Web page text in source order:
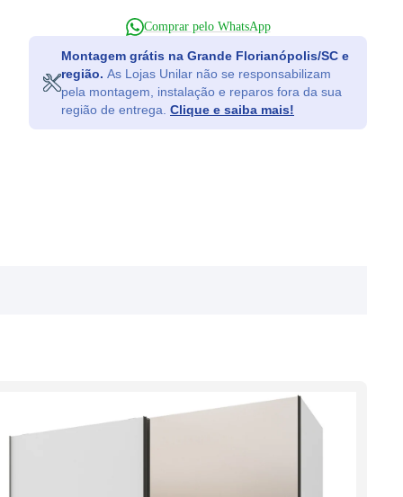
Comprar pelo WhatsApp
Montagem grátis na Grande Florianópolis/SC e
região.
pela montagem, instalação e reparos fora da sua
região de entrega. Clique e saiba mais!